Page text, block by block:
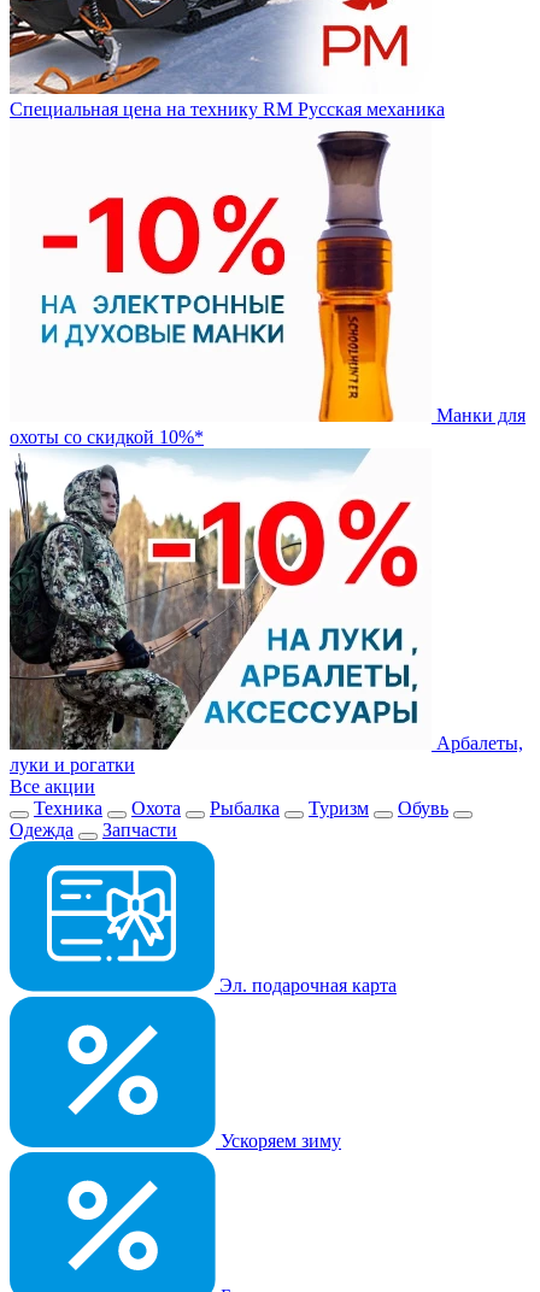
Специальная цена на технику RM Русская механика
Манки для
охоты со скидкой 10%*
Арбалеты,
луки и рогатки
Все акции
Техника
Охота Рыбалка Туризм
Обувь
Одежда
Запчасти
Эл. подарочная карта
Ускоряем зиму